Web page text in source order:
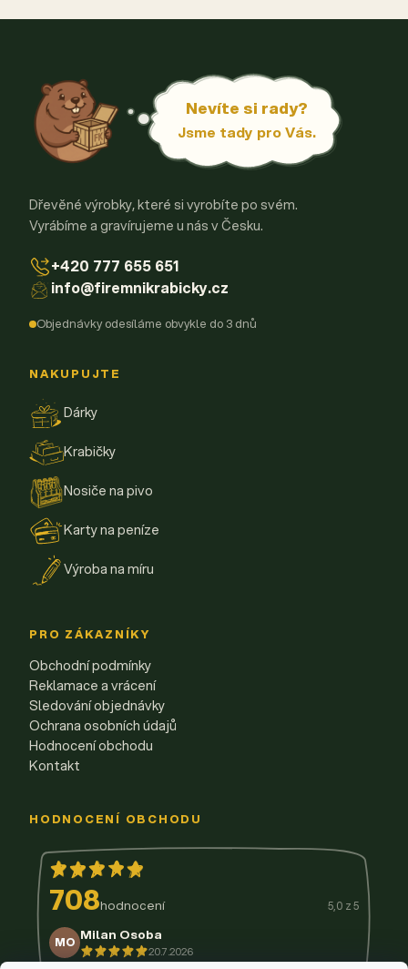
Nevíte si rady?
Jsme tady pro Vás.
Dřevěné výrobky, které si vyrobíte po svém.
Vyrábíme a gravírujeme u nás v Česku.
+420 777 655 651
info@firemnikrabicky.cz
Objednávky odesíláme obvykle do 3 dnů
NAKUPUJTE
Dárky
Krabičky
Nosiče na pivo
Karty na peníze
Výroba na míru
PRO ZÁKAZNÍKY
Obchodní podmínky
Reklamace a vrácení
Sledování objednávky
Ochrana osobních údajů
Hodnocení obchodu
Kontakt
HODNOCENÍ OBCHODU
708hodnocení 5,0 z 5
MO Milan Osoba
20.7.2026
14.7.2026
11.7.2026
9.7.2026
3.7.2026
29.6.2026